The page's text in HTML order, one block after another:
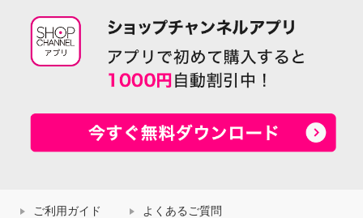
ご利用ガイド よくあるご質問